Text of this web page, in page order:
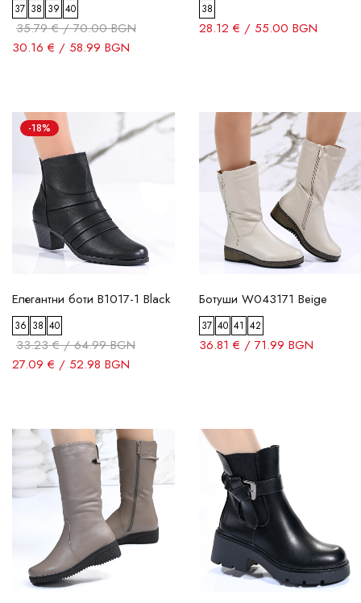
37 38 39 40
35.79 € / 70.00 BGN
30.16 € / 58.99 BGN
38
28.12 € / 55.00 BGN
-18%
Елегантни боти B1017-1 Black
36 38 40
33.23 € / 64.99 BGN
27.09 € / 52.98 BGN
Ботуши W043171 Beige
37 40 41 42
36.81 € / 71.99 BGN